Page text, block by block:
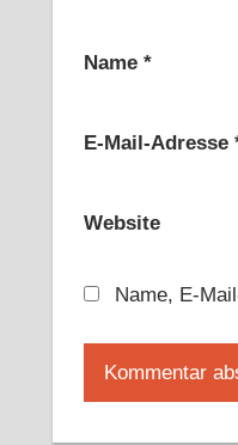
Name *
E-Mail-Adresse
Website
Name, E-